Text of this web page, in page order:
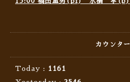
カウンター
Today :
1161